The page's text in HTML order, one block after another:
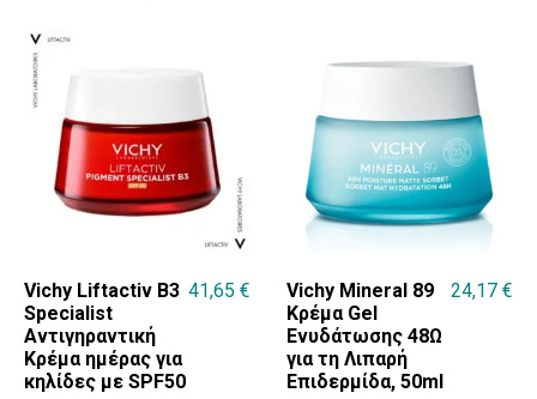
Vichy Liftactiv B3
Specialist
Αντιγηραντική
Κρέμα ημέρας για
κηλίδες με SPF50
41,65 €
Vichy Mineral 89
Κρέμα Gel
Ενυδάτωσης 48Ω
για τη Λιπαρή
Επιδερμίδα, 50ml
24,17 €